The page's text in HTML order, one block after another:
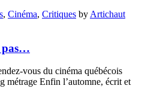
, Cinéma, Critiques by Artichaut
pas…
vous du cinéma québécois
métrage Enfin l’automne, écrit et